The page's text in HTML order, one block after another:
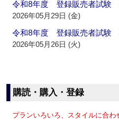
令和8年度 登録販売者試験
2026年05月29日 (金)
令和8年度 登録販売者試験
2026年05月26日 (火)
購読・購入・登録
プランいろいろ、スタイルに合わ